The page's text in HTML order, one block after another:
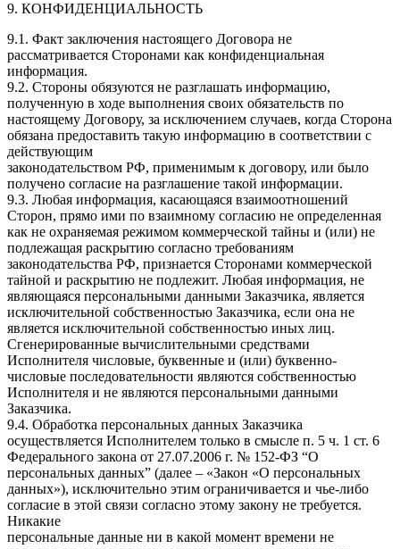
9. КОНФИДЕНЦИАЛЬНОСТЬ
9.1. Факт заключения настоящего Договора не
рассматривается Сторонами как конфиденциальная
информация.
9.2. Стороны обязуются не разглашать информацию,
полученную в ходе выполнения своих обязательств по
настоящему Договору, за исключением случаев, когда Сторона
обязана предоставить такую информацию в соответствии с
действующим
законодательством РФ, применимым к договору, или было
получено согласие на разглашение такой информации.
9.3. Любая информация, касающаяся взаимоотношений
Сторон, прямо ими по взаимному согласию не определенная
как не охраняемая режимом коммерческой тайны и (или) не
подлежащая раскрытию согласно требованиям
законодательства РФ, признается Сторонами коммерческой
тайной и раскрытию не подлежит. Любая информация, не
являющаяся персональными данными Заказчика, является
исключительной собственностью Заказчика, если она не
является исключительной собственностью иных лиц.
Сгенерированные вычислительными средствами
Исполнителя числовые, буквенные и (или) буквенно-
числовые последовательности являются собственностью
Исполнителя и не являются персональными данными
Заказчика.
9.4. Обработка персональных данных Заказчика
осуществляется Исполнителем только в смысле п. 5 ч. 1 ст. 6
Федерального закона от 27.07.2006 г. № 152-ФЗ “О
персональных данных” (далее – «Закон «О персональных
данных»), исключительно этим ограничивается и чье-либо
согласие в этой связи согласно этому закону не требуется.
Никакие
персональные данные ни в какой момент времени не